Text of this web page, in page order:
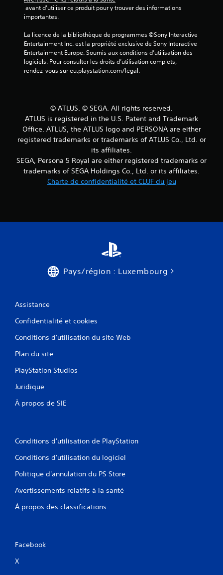
r
5
(
a
v
i
importantes.
La licence de la bibliothèque de programmes ©Sony Interactive
Entertainment Inc. est la propriété exclusive de Sony Interactive
Entertainment Europe. Soumis aux conditions d’utilisation des
logiciels. Pour consulter les droits d’utilisation complets,
rendez-vous sur eu.playstation.com/legal.
© ATLUS. © SEGA. All rights reserved.
ATLUS is registered in the U.S. Patent and Trademark
Office. ATLUS, the ATLUS logo and PERSONA are either
registered trademarks or trademarks of ATLUS Co., Ltd. or
its affiliates.
SEGA, Persona 5 Royal are either registered trademarks or
trademarks of SEGA Holdings Co., Ltd. or its affiliates.
Charte de confidentialité et CLUF du jeu
Pays/région : Luxembourg
Assistance
Confidentialité et cookies
Conditions d'utilisation du site Web
Plan du site
PlayStation Studios
Juridique
À propos de SIE
Conditions d'utilisation de PlayStation
Conditions d'utilisation du logiciel
Politique d'annulation du PS Store
Avertissements relatifs à la santé
À propos des classifications
Facebook
X